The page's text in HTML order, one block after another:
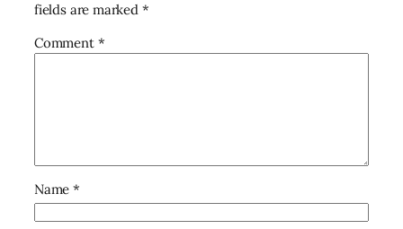
fields are marked *
Comment *
Name*